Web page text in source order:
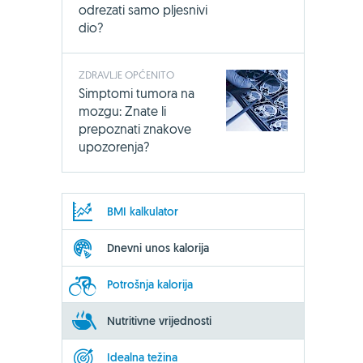
odrezati samo pljesnivi
dio?
ZDRAVLJE OPĆENITO
Simptomi tumora na
mozgu: Znate li
prepoznati znakove
upozorenja?
BMI kalkulator
Dnevni unos kalorija
Potrošnja kalorija
Nutritivne vrijednosti
Idealna težina